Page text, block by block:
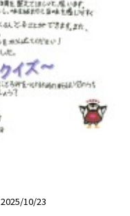
2025/10/23